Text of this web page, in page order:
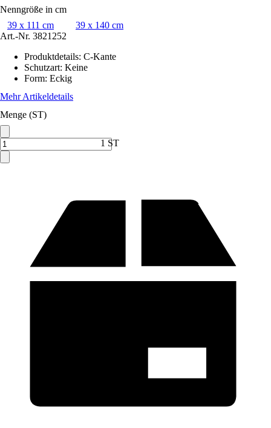
Nenngröße in cm
39 x 111 cm
39 x 140 cm
Art.-Nr. 3821252
Produktdetails: C-Kante
Schutzart: Keine
Form: Eckig
Mehr Artikeldetails
Menge (ST)
1 ST